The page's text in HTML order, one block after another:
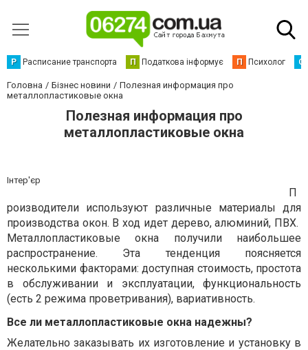
Р Расписание транспорта П Податкова інформує П Психолог С
Головна Бізнес новини
Полезная информация про
металлопластиковые окна
Полезная информация про
металлопластиковые окна
Інтер'єр
П
роизводители используют различные материалы для
производства окон. В ход идет дерево, алюминий, ПВХ.
Металлопластиковые окна получили наибольшее
распространение. Эта тенденция поясняется
несколькими факторами: доступная стоимость, простота
в обслуживании и эксплуатации, функциональность
(есть 2 режима проветривания), вариативность.
Все ли металлопластиковые окна надежны?
Желательно заказывать их изготовление и установку в